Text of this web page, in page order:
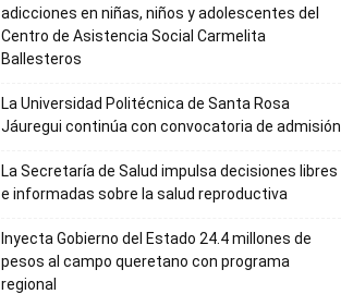
adicciones en niñas, niños y adolescentes del
Centro de Asistencia Social Carmelita
Ballesteros
La Universidad Politécnica de Santa Rosa
Jáuregui continúa con convocatoria de admisión
La Secretaría de Salud impulsa decisiones libres
e informadas sobre la salud reproductiva
Inyecta Gobierno del Estado 24.4 millones de
pesos al campo queretano con programa
regional